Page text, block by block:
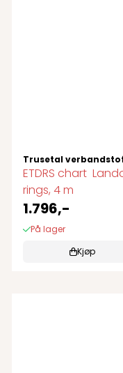
Trusetal
ETDRS chart 
rings, 4 m
1.796,-
På lager
Kjøp